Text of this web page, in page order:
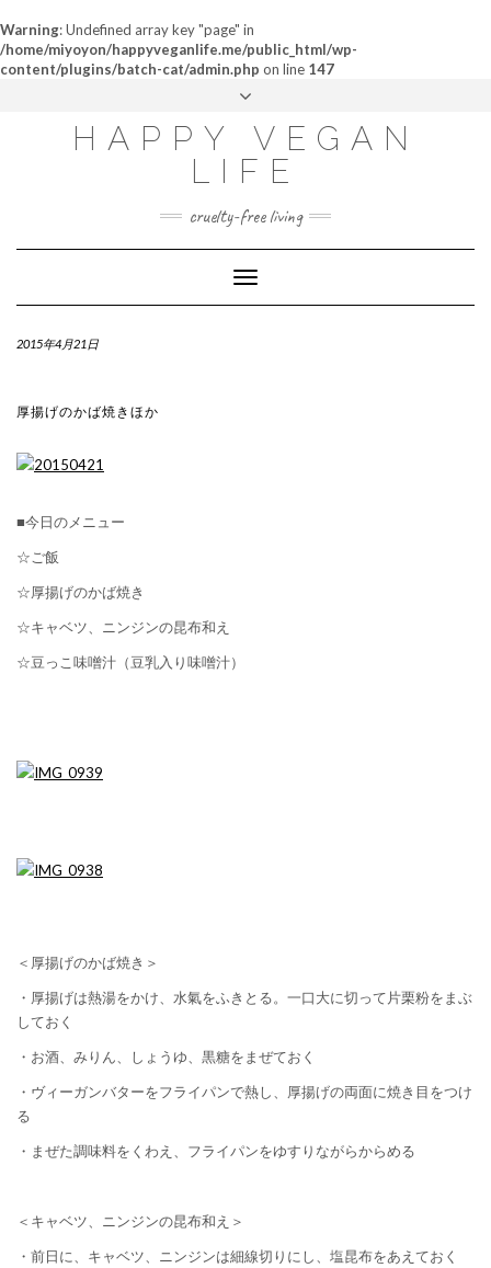
Warning: Undefined array key "page" in
/home/miyoyon/happyveganlife.me/public_html/wp-
content/plugins/batch-cat/admin.php on line 147
ABOUT
MY STORY
CONTACT
HAPPY VEGAN
LIFE
cruelty-free living
Toggle
Navigation
2015年4月21日
厚揚げのかば焼きほか
■今日のメニュー
☆ご飯
☆厚揚げのかば焼き
☆キャベツ、ニンジンの昆布和え
☆豆っこ味噌汁（豆乳入り味噌汁）
＜厚揚げのかば焼き＞
・厚揚げは熱湯をかけ、水氣をふきとる。一口大に切って片栗粉をまぶ
しておく
・お酒、みりん、しょうゆ、黒糖をまぜておく
・ヴィーガンバターをフライパンで熱し、厚揚げの両面に焼き目をつけ
る
・まぜた調味料をくわえ、フライパンをゆすりながらからめる
＜キャベツ、ニンジンの昆布和え＞
・前日に、キャベツ、ニンジンは細線切りにし、塩昆布をあえておく